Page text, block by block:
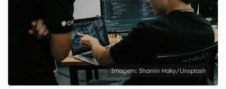
Shamin Haky/Unsplash